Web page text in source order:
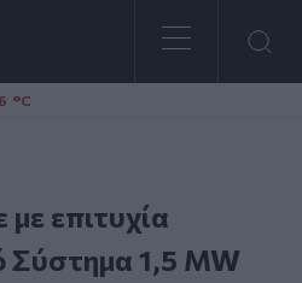
°C
επιτυχία
1,5 MW